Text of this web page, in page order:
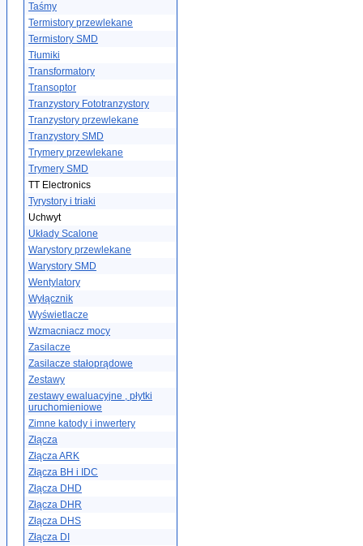
Taśmy
Termistory przewlekane
Termistory SMD
Tłumiki
Transformatory
Transoptor
Tranzystory Fototranzystory
Tranzystory przewlekane
Tranzystory SMD
Trymery przewlekane
Trymery SMD
TT Electronics
Tyrystory i triaki
Uchwyt
Układy Scalone
Warystory przewlekane
Warystory SMD
Wentylatory
Wyłącznik
Wyświetlacze
Wzmacniacz mocy
Zasilacze
Zasilacze stałoprądowe
Zestawy
zestawy ewaluacyjne , płytki
uruchomieniowe
Zimne katody i inwertery
Złącza
Złącza ARK
Złącza BH i IDC
Złącza DHD
Złącza DHR
Złącza DHS
Złącza DI